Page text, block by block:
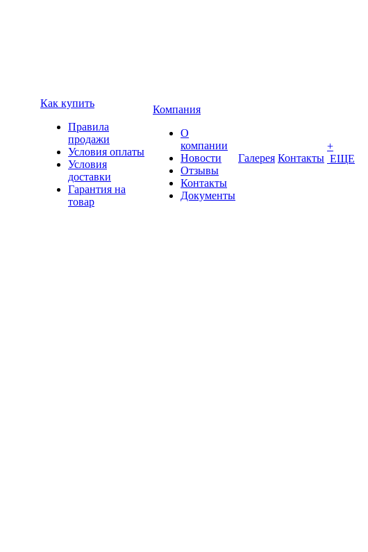
Как купить
Правила
продажи
Условия оплаты
Условия
доставки
Гарантия на
товар
Компания
О
компании
Новости
Отзывы
Контакты
Документы
Галерея Контакты
+
ЕЩЕ